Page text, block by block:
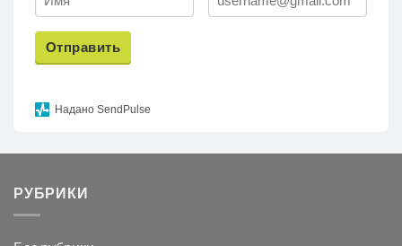
Отправить
Надано SendPulse
РУБРИКИ